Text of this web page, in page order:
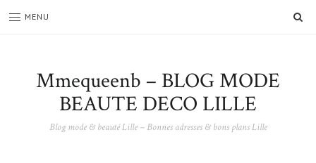
MENU
Mmequeenb – BLOG MODE
BEAUTE DECO LILLE
Blog mode & beauté Lille – Bonnes adresses & bons plans Lille